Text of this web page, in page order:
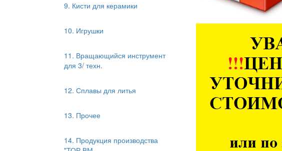
9. Кисти для керамики
10. Игрушки
11. Вращающийся инструмент
для 3/ техн.
12. Сплавы для литья
13. Прочее
14. Продукция производства